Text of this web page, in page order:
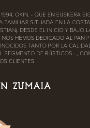
OKIN, - QUE EN EUSKERA
FAMILIAR SITUADA EN LA
DESDE EL INICIO Y BAJO
NOS HEMOS DEDICADO AL PAN
TANTO POR LA
SEGMENTO DE RÚSTICOS –,
CLIENTES.
ZUMAIA